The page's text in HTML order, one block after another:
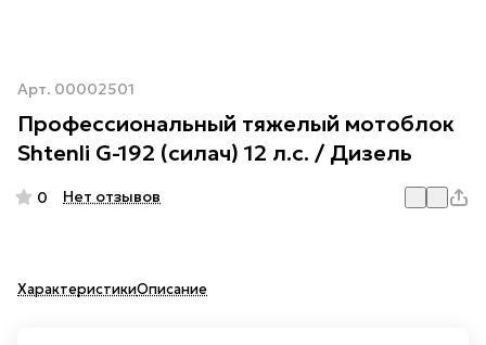
Арт. 00002501
Профессиональный тяжелый мотоблок
Shtenli G-192 (силач) 12 л.с. / Дизель
0 Нет отзывов
ХарактеристикиОписание